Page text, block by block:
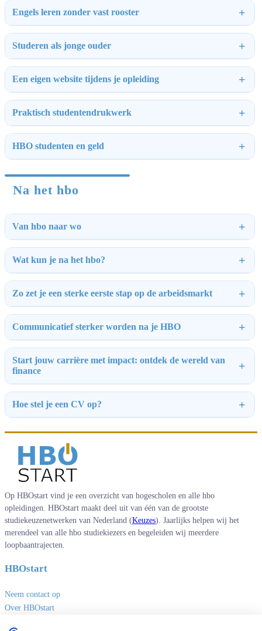
Engels leren zonder vast rooster
Studeren als jonge ouder
Een eigen website tijdens je opleiding
Praktisch studentendrukwerk
HBO studenten en geld
Na het hbo
Van hbo naar wo
Wat kun je na het hbo?
Zo zet je een sterke eerste stap op de arbeidsmarkt
Communicatief sterker worden na je HBO
Start jouw carrière met impact: ontdek de wereld van
finance
Hoe stel je een CV op?
Op HBOstart vind je een overzicht van hogescholen en alle hbo
opleidingen. HBOstart maakt deel uit van één van de grootste
studiekeuzenetwerken van Nederland (Keuzes). Jaarlijks helpen wij het
merendeel van alle hbo studiekiezers en begeleiden wij meerdere
loopbaantrajecten.
HBOstart
Neem contact op
Over HBOstart